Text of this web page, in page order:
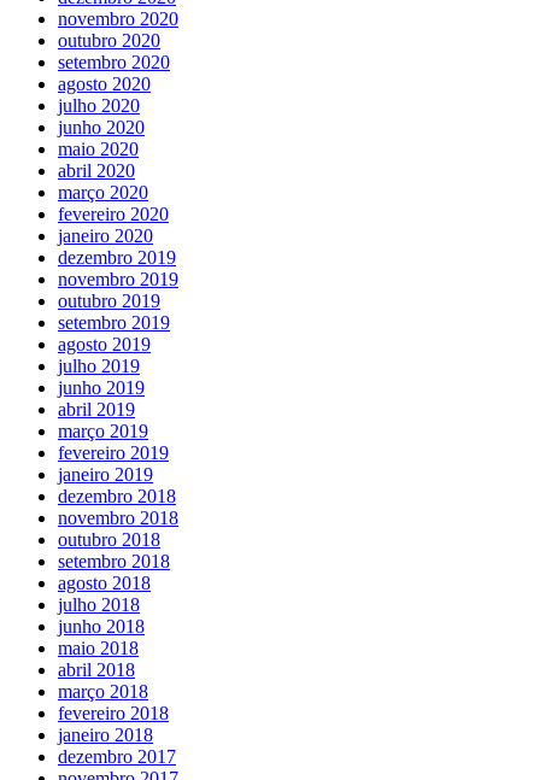
novembro 2020
outubro 2020
setembro 2020
agosto 2020
julho 2020
junho 2020
maio 2020
abril 2020
março 2020
fevereiro 2020
janeiro 2020
dezembro 2019
novembro 2019
outubro 2019
setembro 2019
agosto 2019
julho 2019
junho 2019
abril 2019
março 2019
fevereiro 2019
janeiro 2019
dezembro 2018
novembro 2018
outubro 2018
setembro 2018
agosto 2018
julho 2018
junho 2018
maio 2018
abril 2018
março 2018
fevereiro 2018
janeiro 2018
dezembro 2017